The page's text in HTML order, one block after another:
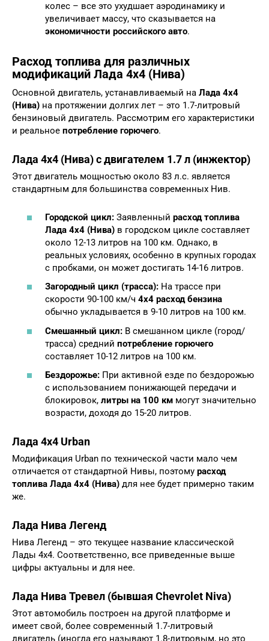
колес – все это ухудшает аэродинамику и
увеличивает массу, что сказывается на
экономичности российского авто.
Расход топлива для различных
модификаций Лада 4х4 (Нива)
Основной двигатель, устанавливаемый на Лада 4х4
(Нива) на протяжении долгих лет – это 1.7-литровый
бензиновый двигатель. Рассмотрим его характеристики
и реальное потребление горючего.
Лада 4х4 (Нива) с двигателем 1.7 л (инжектор)
Этот двигатель мощностью около 83 л.с. является
стандартным для большинства современных Нив.
Городской цикл: Заявленный расход топлива
Лада 4х4 (Нива) в городском цикле составляет
около 12-13 литров на 100 км. Однако, в
реальных условиях, особенно в крупных городах
с пробками, он может достигать 14-16 литров.
Загородный цикл (трасса): На трассе при
скорости 90-100 км/ч 4х4 расход бензина
обычно укладывается в 9-10 литров на 100 км.
Смешанный цикл: В смешанном цикле (город/
трасса) средний потребление горючего
составляет 10-12 литров на 100 км.
Бездорожье: При активной езде по бездорожью
с использованием понижающей передачи и
блокировок, литры на 100 км могут значительно
возрасти, доходя до 15-20 литров.
Лада 4х4 Urban
Модификация Urban по технической части мало чем
отличается от стандартной Нивы, поэтому расход
топлива Лада 4х4 (Нива) для нее будет примерно таким
же.
Лада Нива Легенд
Нива Легенд – это текущее название классической
Лады 4х4. Соответственно, все приведенные выше
цифры актуальны и для нее.
Лада Нива Тревел (бывшая Chevrolet Niva)
Этот автомобиль построен на другой платформе и
имеет свой, более современный 1.7-литровый
двигатель (иногда его называют 1.8-литровым, но это